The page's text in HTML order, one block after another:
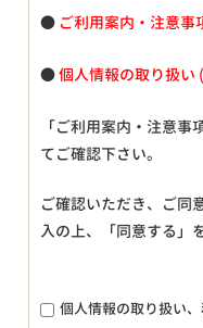
● ご利用案内・注意事
●個人情報の取り扱い
「ご利用案内・注意
てご確認下さい。
ご確認いただき、ご同
入の上、「同意する」
個人情報の取り扱い